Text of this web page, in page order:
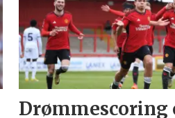
Drømmescoring